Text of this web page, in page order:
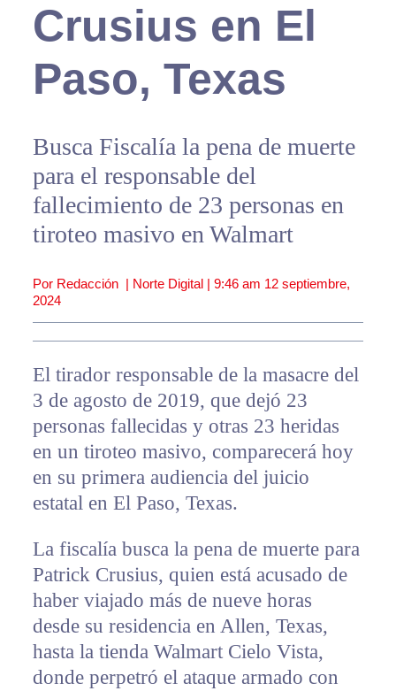
Crusius en El
Paso, Texas
Busca Fiscalía la pena de muerte
para el responsable del
fallecimiento de 23 personas en
tiroteo masivo en Walmart
Por Redacción | Norte Digital | 9:46 am 12 septiembre,
2024
El tirador responsable de la masacre del
3 de agosto de 2019, que dejó 23
personas fallecidas y otras 23 heridas
en un tiroteo masivo, comparecerá hoy
en su primera audiencia del juicio
estatal en El Paso, Texas.
La fiscalía busca la pena de muerte para
Patrick Crusius, quien está acusado de
haber viajado más de nueve horas
desde su residencia en Allen, Texas,
hasta la tienda Walmart Cielo Vista,
donde perpetró el ataque armado con